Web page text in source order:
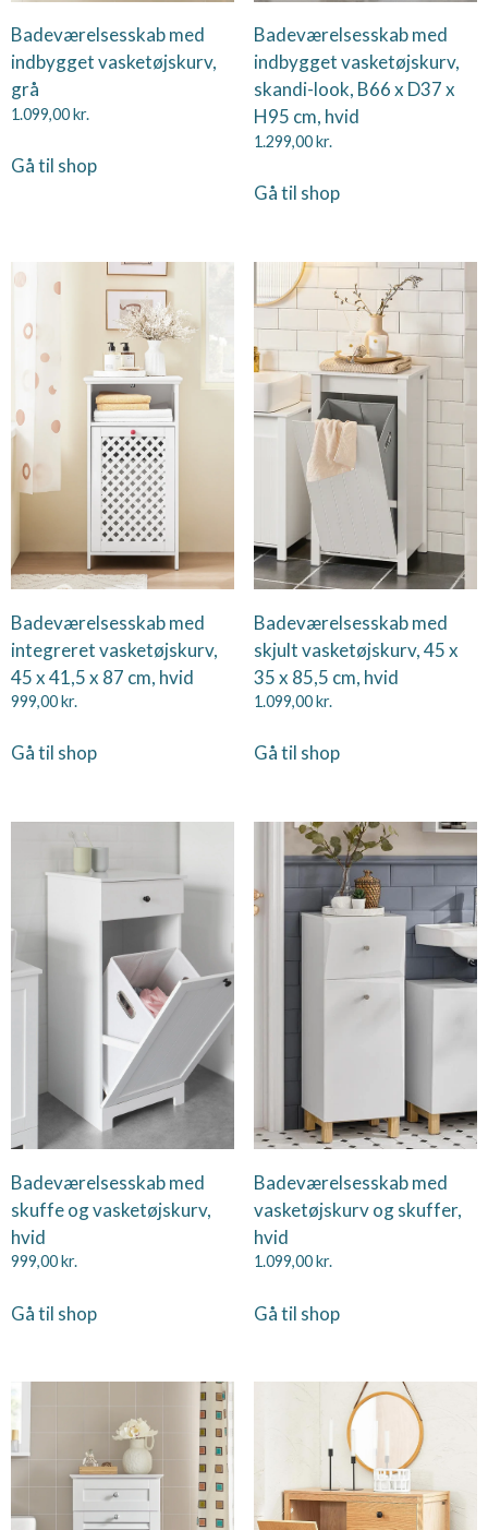
Badeværelsesskab med
indbygget vasketøjskurv,
grå
1.099,00kr.
Gå til shop
Badeværelsesskab med
indbygget vasketøjskurv,
skandi-look, B66 x D37 x
H95 cm, hvid
1.299,00kr.
Gå til shop
Badeværelsesskab med
integreret vasketøjskurv,
45 x 41,5 x 87 cm, hvid
999,00kr.
Gå til shop
Badeværelsesskab med
skjult vasketøjskurv, 45 x
35 x 85,5 cm, hvid
1.099,00kr.
Gå til shop
Badeværelsesskab med
skuffe og vasketøjskurv,
hvid
999,00kr.
Gå til shop
Badeværelsesskab med
vasketøjskurv og skuffer,
hvid
1.099,00kr.
Gå til shop